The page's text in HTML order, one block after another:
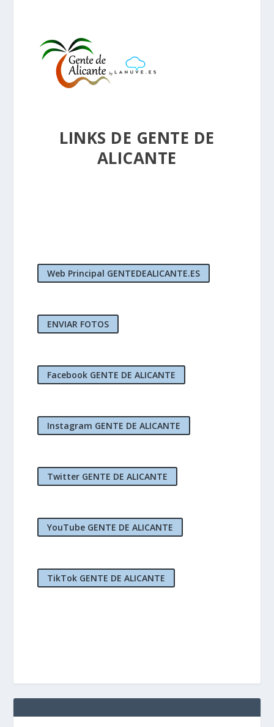
LINKS DE GENTE DE
ALICANTE
Web Principal GENTEDEALICANTE.ES
ENVIAR FOTOS
Facebook GENTE DE ALICANTE
Instagram GENTE DE ALICANTE
Twitter GENTE DE ALICANTE
YouTube GENTE DE ALICANTE
TikTok GENTE DE ALICANTE